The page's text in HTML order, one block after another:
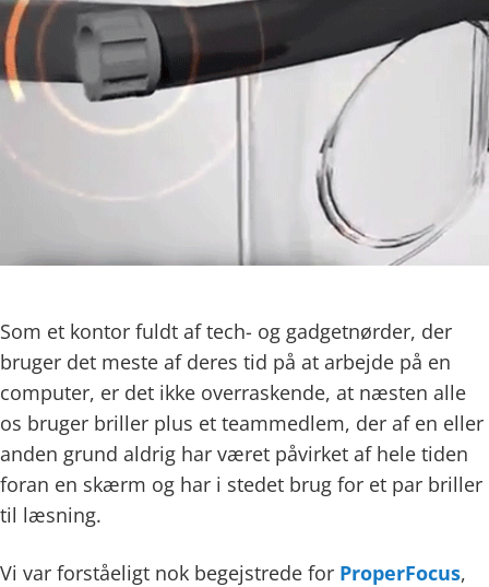
Som et kontor fuldt af tech- og gadgetnørder, der
bruger det meste af deres tid på at arbejde på en
computer, er det ikke overraskende, at næsten alle
os bruger briller plus et teammedlem, der af en eller
anden grund aldrig har været påvirket af hele tiden
foran en skærm og har i stedet brug for et par briller
til læsning.
Vi var forståeligt nok begejstrede for ProperFocus,